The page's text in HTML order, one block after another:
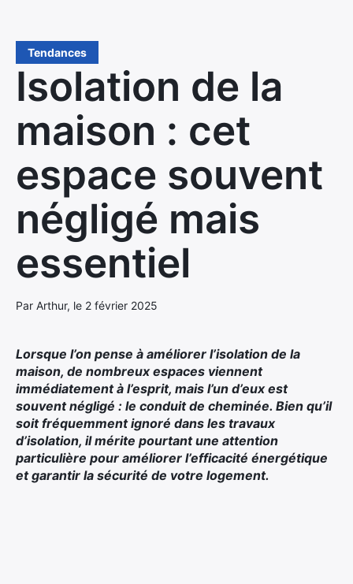
Tendances
Isolation de la
maison : cet
espace souvent
négligé mais
essentiel
Par Arthur, le 2 février 2025
Lorsque l’on pense à améliorer l’isolation de la
maison, de nombreux espaces viennent
immédiatement à l’esprit, mais l’un d’eux est
souvent négligé : le conduit de cheminée. Bien qu’il
soit fréquemment ignoré dans les travaux
d’isolation, il mérite pourtant une attention
particulière pour améliorer l’efficacité énergétique
et garantir la sécurité de votre logement.